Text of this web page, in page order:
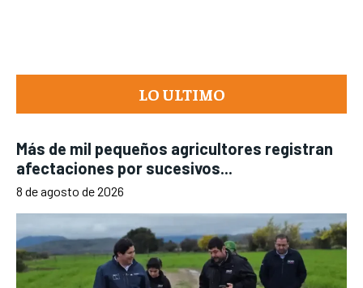
LO ULTIMO
Más de mil pequeños agricultores registran
afectaciones por sucesivos...
8 de agosto de 2026